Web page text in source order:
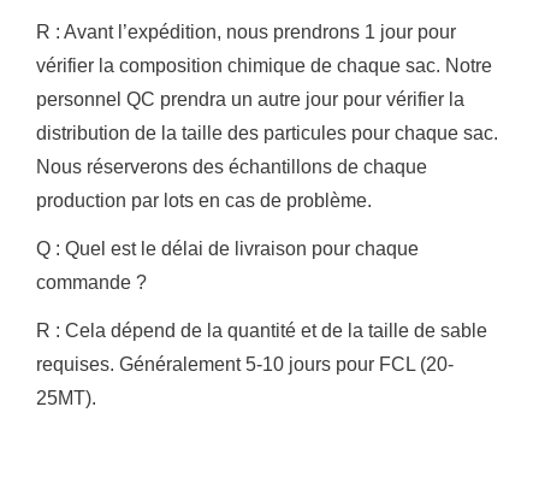
R : Avant l’expédition, nous prendrons 1 jour pour
vérifier la composition chimique de chaque sac. Notre
personnel QC prendra un autre jour pour vérifier la
distribution de la taille des particules pour chaque sac.
Nous réserverons des échantillons de chaque
production par lots en cas de problème.
Q : Quel est le délai de livraison pour chaque
commande ?
R : Cela dépend de la quantité et de la taille de sable
requises. Généralement 5-10 jours pour FCL (20-
25MT).